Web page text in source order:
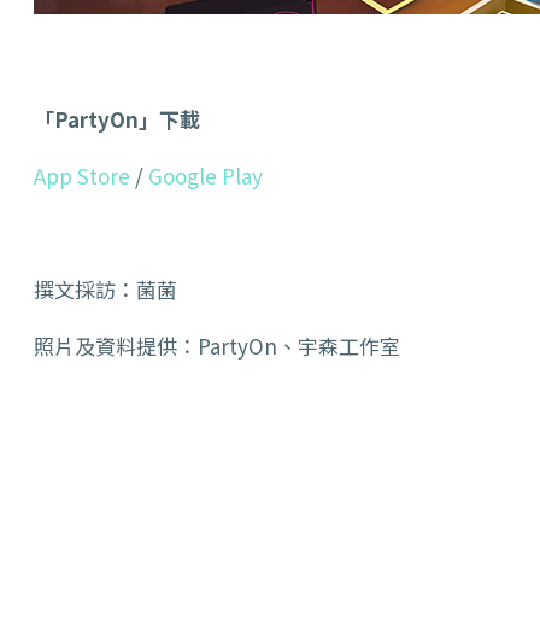
「PartyOn」下載
App Store / Google Play
撰文採訪：菌菌
照片及資料提供： PartyOn、 宇森工作室